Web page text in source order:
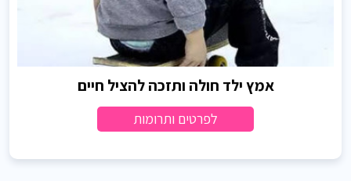
אמץ ילד חולה ותזכה להציל חיים
לפרטים ותרומות